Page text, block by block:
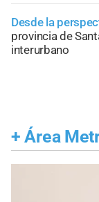
Desde la
provincia de
interurbano
+ Área